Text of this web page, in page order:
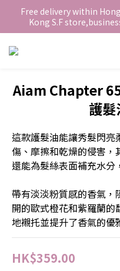
香港地區全店免運。免運費
Free delivery within
Kong S.F
WE SHIP
STARTING
Aiam Chapter
護
這款護髮油能讓秀髮閃
傷、摩擦和乾燥的侵害
還能為髮絲表面補充水分
帶有淡淡粉質感的香氣
開的歐式橙花和紫羅蘭
地襯托並提升了香氣的優
HK$359.00